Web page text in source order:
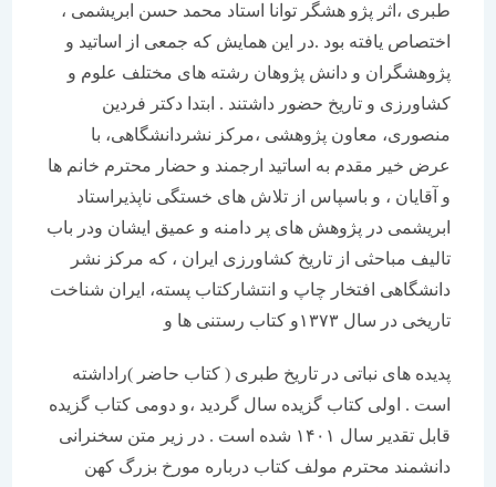
طبری ،اثر پژو هشگر توانا استاد محمد حسن ابریشمی ،
اختصاص یافته بود .در این همایش که جمعی از اساتید و
پژوهشگران و دانش پژوهان رشته های مختلف علوم و
کشاورزی و تاریخ حضور داشتند . ابتدا دکتر فردین
منصوری، معاون پژوهشی ،مرکز نشردانشگاهی، با
عرض خیر مقدم به اساتید ارجمند و حضار محترم خانم ها
و آقایان ، و باسپاس از تلاش های خستگی ناپذیراستاد
ابریشمی در پژوهش های پر دامنه و عمیق ایشان ودر باب
تالیف مباحثی از تاریخ کشاورزی ایران ، که مرکز نشر
دانشگاهی افتخار چاپ و انتشارکتاب پسته، ایران شناخت
تاریخی در سال ۱۳۷۳و کتاب رستنی ها و
پدیده های نباتی در تاریخ طبری ( کتاب حاضر )راداشته
است . اولی کتاب گزیده سال گردید ،و دومی کتاب گزیده
قابل تقدیر سال ۱۴۰۱ شده است . در زیر متن سخنرانی
دانشمند محترم مولف کتاب درباره مورخ بزرگ کهن